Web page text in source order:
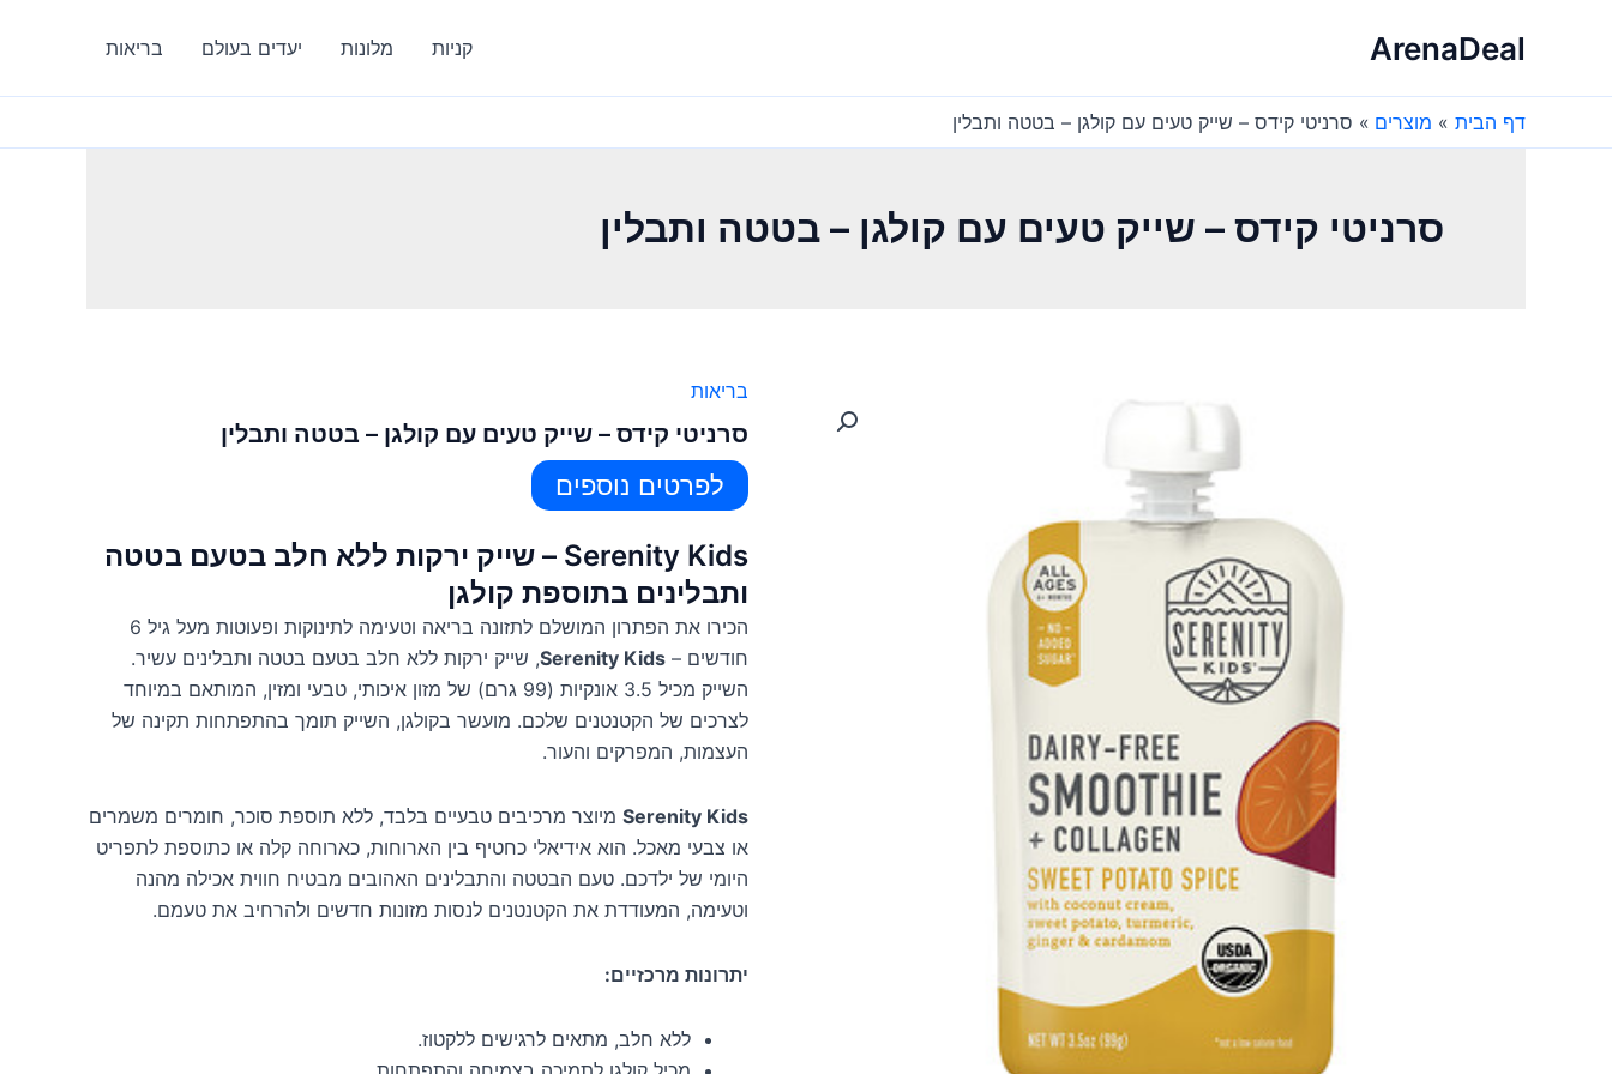
ArenaDeal קניות מלונות יעדים בעולם בריאות
דף הבית מוצרים סרניטי קידס – שייק טעים עם קולגן – בטטה ותבלין
סרניטי קידס – שייק טעים עם קולגן – בטטה ותבלין
בריאות
סרניטי קידס – שייק טעים עם קולגן – בטטה ותבלין
לפרטים נוספים
Serenity Kids – שייק ירקות ללא חלב בטעם בטטה
ותבלינים בתוספת קולגן
הכירו את הפתרון המושלם לתזונה בריאה וטעימה לתינוקות ופעוטות מעל גיל 6
חודשים – Serenity Kids, שייק ירקות ללא חלב בטעם בטטה ותבלינים עשיר.
השייק מכיל 3.5 אונקיות (99 גרם) של מזון איכותי, טבעי ומזין, המותאם במיוחד
לצרכים של הקטנטנים שלכם. מועשר בקולגן, השייק תומך בהתפתחות תקינה של
העצמות, המפרקים והעור.
Serenity Kids מיוצר מרכיבים טבעיים בלבד, ללא תוספת סוכר, חומרים משמרים
או צבעי מאכל. הוא אידיאלי כחטיף בין הארוחות, כארוחה קלה או כתוספת לתפריט
היומי של ילדכם. טעם הבטטה והתבלינים האהובים מבטיח חווית אכילה מהנה
וטעימה, המעודדת את הקטנטנים לנסות מזונות חדשים ולהרחיב את טעמם.
יתרונות מרכזיים:
ללא חלב, מתאים לרגישים ללקטוז.